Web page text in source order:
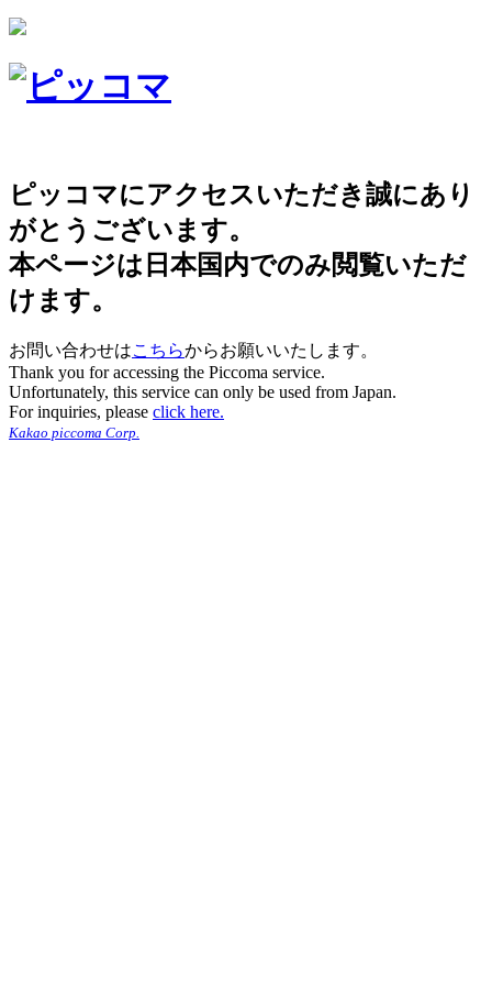
ピッコマにアクセスいただき誠にあり
がとうございます。
本ページは日本国内でのみ閲覧いただ
けます。
お問い合わせはこちらからお願いいたします。
Thank you for accessing the Piccoma service.
Unfortunately, this service can only be used from Japan.
For inquiries, please click here.
Kakao piccoma Corp.